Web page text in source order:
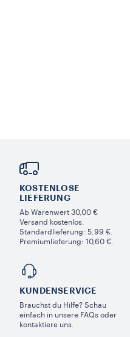
KOSTENLOSE
LIEFERUNG
Ab Warenwert 30,00 €
Versand kostenlos.
Standardlieferung: 5,99 €.
Premiumlieferung: 10,60 €.
KUNDENSERVICE​
Brauchst du Hilfe? Schau
einfach in unsere FAQs oder
kontaktiere uns.